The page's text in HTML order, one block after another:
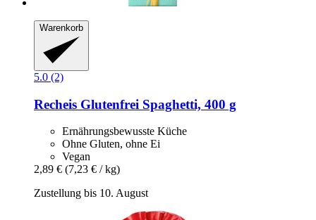
Warenkorb
5.0 (2)
Recheis Glutenfrei Spaghetti, 400 g
Ernährungsbewusste Küche
Ohne Gluten, ohne Ei
Vegan
2,89 € (7,23 € / kg)
Zustellung bis 10. August